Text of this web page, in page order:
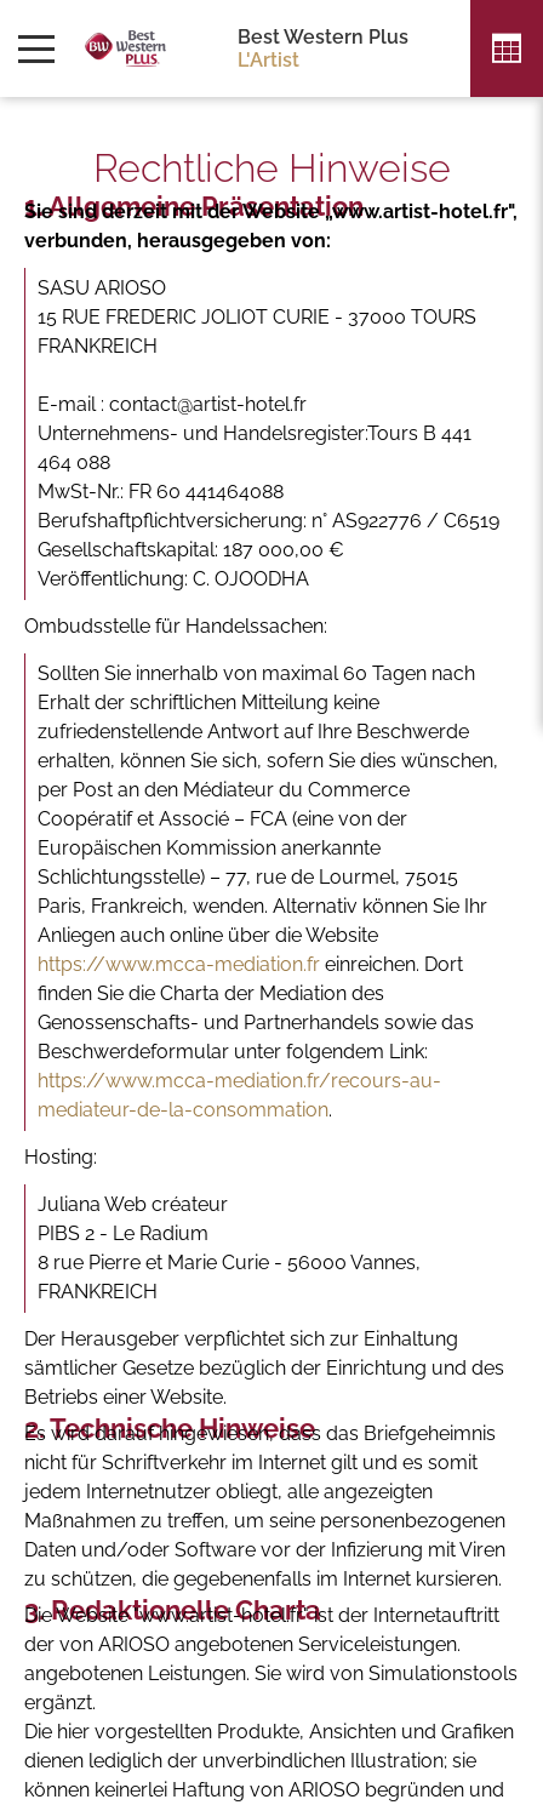
Best Western Plus
L'Artist
Rechtliche Hinweise
Allgemeine Präsentation
Sie sind derzeit mit der Website „www.artist-hotel.fr",
verbunden, herausgegeben von:
SASU ARIOSO
15 RUE FREDERIC JOLIOT CURIE - 37000 TOURS
FRANKREICH
E-mail : contact@artist-hotel.fr
Unternehmens- und Handelsregister:Tours B 441
464 088
MwSt-Nr.: FR 60 441464088
Berufshaftpflichtversicherung: n° AS922776 / C6519
Gesellschaftskapital: 187 000,00 €
Veröffentlichung: C. OJOODHA
Ombudsstelle für Handelssachen:
Sollten Sie innerhalb von maximal 60 Tagen nach
Erhalt der schriftlichen Mitteilung keine
zufriedenstellende Antwort auf Ihre Beschwerde
erhalten, können Sie sich, sofern Sie dies wünschen,
per Post an den Médiateur du Commerce
Coopératif et Associé – FCA (eine von der
Europäischen Kommission anerkannte
Schlichtungsstelle) – 77, rue de Lourmel, 75015
Paris, Frankreich, wenden. Alternativ können Sie Ihr
Anliegen auch online über die Website
https://www.mcca-mediation.fr einreichen. Dort
finden Sie die Charta der Mediation des
Genossenschafts- und Partnerhandels sowie das
Beschwerdeformular unter folgendem Link:
https://www.mcca-mediation.fr/recours-au-
mediateur-de-la-consommation.
Hosting:
Juliana Web créateur
PIBS 2 - Le Radium
8 rue Pierre et Marie Curie - 56000 Vannes,
FRANKREICH
Der Herausgeber verpflichtet sich zur Einhaltung
sämtlicher Gesetze bezüglich der Einrichtung und des
Betriebs einer Website.
Technische Hinweise
Es wird darauf hingewiesen, dass das Briefgeheimnis
nicht für Schriftverkehr im Internet gilt und es somit
jedem Internetnutzer obliegt, alle angezeigten
Maßnahmen zu treffen, um seine personenbezogenen
Daten und/oder Software vor der Infizierung mit Viren
zu schützen, die gegebenenfalls im Internet kursieren.
Redaktionelle Charta
Die Website "www.artist-hotel.fr" ist der Internetauftritt
der von ARIOSO angebotenen Serviceleistungen.
angebotenen Leistungen. Sie wird von Simulationstools
ergänzt.
Die hier vorgestellten Produkte, Ansichten und Grafiken
dienen lediglich der unverbindlichen Illustration; sie
können keinerlei Haftung von ARIOSO begründen und